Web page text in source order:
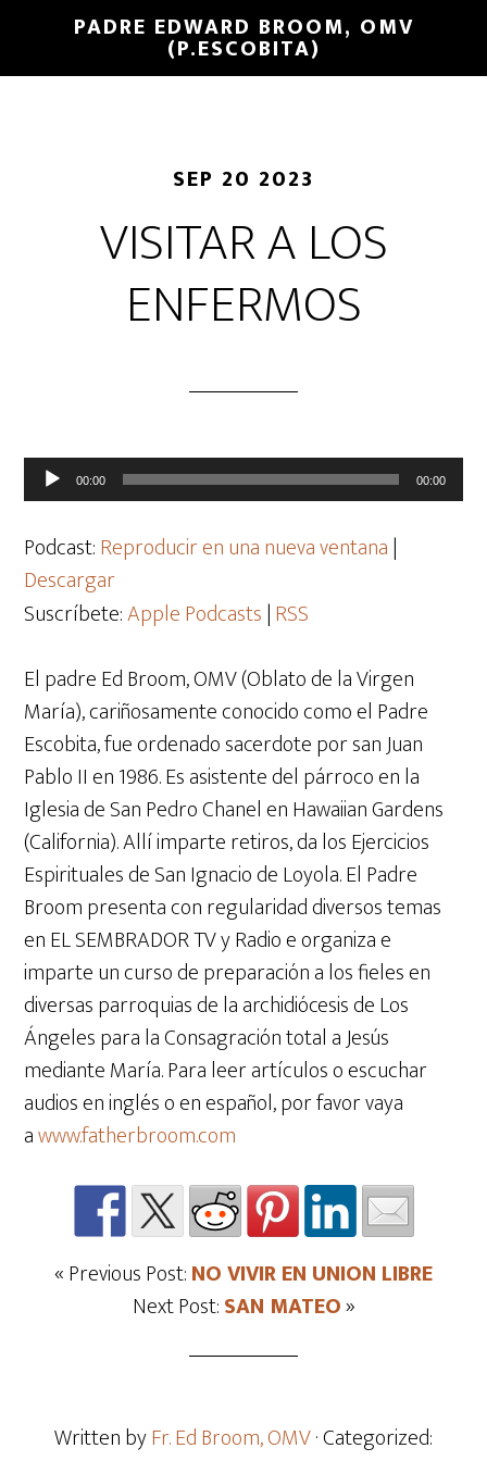
PADRE EDWARD BROOM, OMV
(P.ESCOBITA)
SEP 20 2023
VISITAR A LOS
ENFERMOS
Reproductor
de
audio
00:00 00:00
Podcast:Reproducir en una nueva ventana|
Descargar
Suscríbete:Apple Podcasts|RSS
El padre Ed Broom, OMV (Oblato de la Virgen
María), cariñosamente conocido como el Padre
Escobita, fue ordenado sacerdote por san Juan
Pablo II en 1986. Es asistente del párroco en la
Iglesia de San Pedro Chanel en Hawaiian Gardens
(California). Allí imparte retiros, da los Ejercicios
Espirituales de San Ignacio de Loyola. El Padre
Broom presenta con regularidad diversos temas
en EL SEMBRADOR TV y Radio e organiza e
imparte un curso de preparación a los fieles en
diversas parroquias de la archidiócesis de Los
Ángeles para la Consagración total a Jesús
mediante María. Para leer artículos o escuchar
audios en inglés o en español, por favor vaya
awww.fatherbroom.com
« Previous Post:NO VIVIR EN UNION LIBRE
Next Post:SAN MATEO»
Written byFr. Ed Broom, OMV· Categorized: